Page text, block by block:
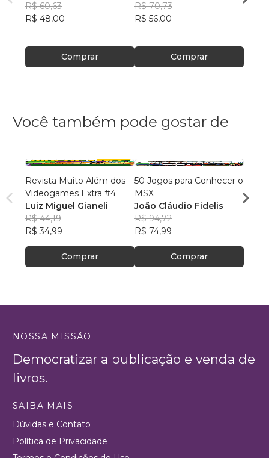
OLIVEIRA
R$ 60,63
R$ 48,00
Comprar
OLIVEIRA
R$ 70,73
R$ 56,00
Comprar
Você também pode gostar de
Revista Muito Além dos
Videogames Extra #4
Luiz Miguel Gianeli
R$ 44,19
R$ 34,99
Comprar
50 Jogos para Conhecer o
MSX
João Cláudio Fidelis
R$ 94,72
R$ 74,99
Comprar
L. M.
NOSSA MISSÃO
Democratizar a publicação e venda de
livros.
SAIBA MAIS
Dúvidas e Contato
Política de Privacidade